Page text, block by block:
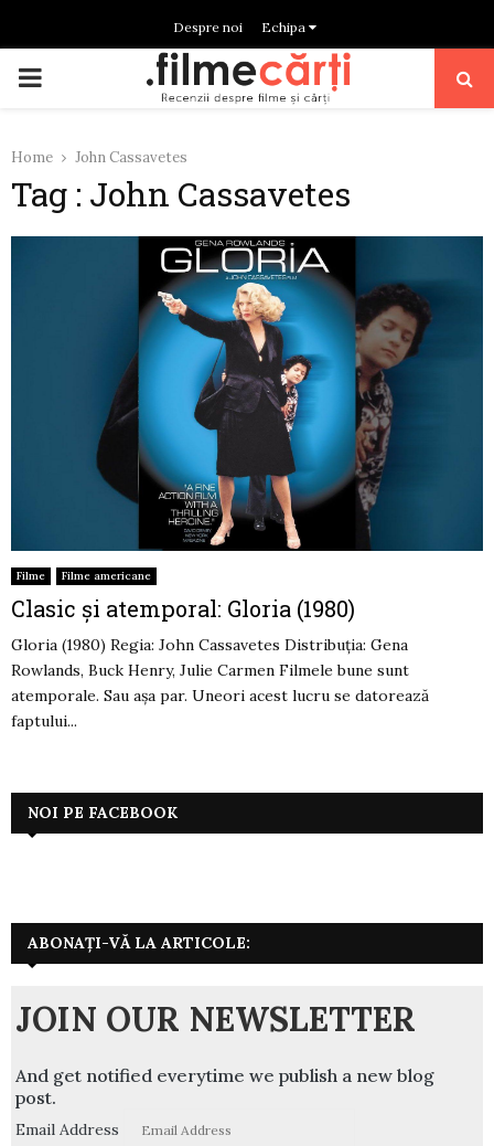
Despre noi Echipa
PRIMARY
Home John Cassavetes
Tag : John Cassavetes
Filme Filme americane
Clasic și atemporal: Gloria (1980)
Gloria (1980) Regia: John Cassavetes Distribuția: Gena
Rowlands, Buck Henry, Julie Carmen Filmele bune sunt
atemporale. Sau așa par. Uneori acest lucru se datorează
faptului...
NOI PE FACEBOOK
ABONAȚI-VĂ LA ARTICOLE:
JOIN OUR NEWSLETTER
And get notified everytime we publish a new blog
post.
Email Address